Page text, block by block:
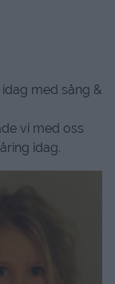
med sång &
vi med oss
idag.